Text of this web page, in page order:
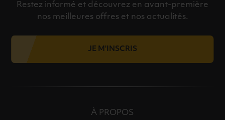
Restez informé et découvrez en avant-première
nos meilleures offres et nos actualités.
JE M'INSCRIS
À PROPOS